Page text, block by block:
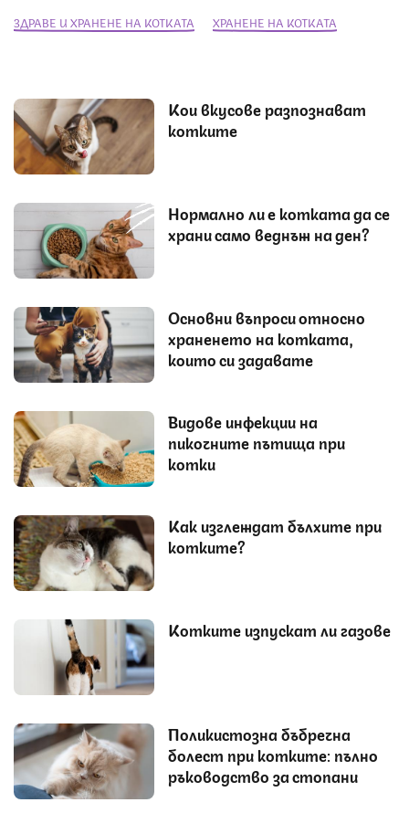
ЗДРАВЕ И ХРАНЕНЕ НА КОТКАТА ХРАНЕНЕ НА КОТКАТА
Кои вкусове разпознават
котките
Нормално ли е котката да се
храни само веднъж на ден?
Основни въпроси относно
храненето на котката,
които си задавате
Видове инфекции на
пикочните пътища при
котки
Как изглеждат бълхите при
котките?
Котките изпускат ли газове
Поликистозна бъбречна
болест при котките: пълно
ръководство за стопани